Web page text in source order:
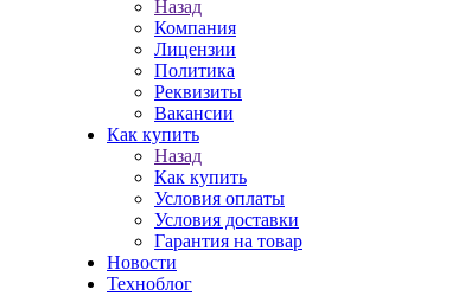
Назад
Компания
Лицензии
Политика
Реквизиты
Вакансии
Как купить
Назад
Как купить
Условия оплаты
Условия доставки
Гарантия на товар
Новости
Техноблог